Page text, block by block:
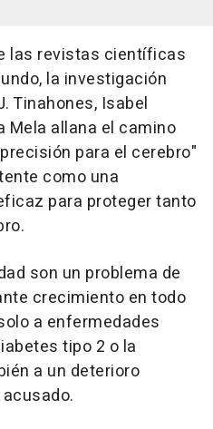
las revistas científicas
la investigación
Tinahones, Isabel
Mela allana el camino
para el cerebro"
como una
para proteger tanto
son un problema de
crecimiento en todo
a enfermedades
tipo 2 o la
a un deterioro